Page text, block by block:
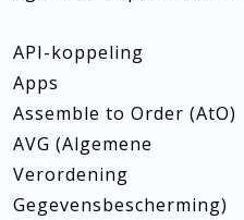
API-koppeling
Apps
Assemble to Order (AtO)
AVG (Algemene
Verordening
Gegevensbescherming)